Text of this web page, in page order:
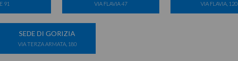
91 VIA FLAVIA 47 VIA FLAVIA, 120
SEDE DI GORIZIA
VIA TERZA ARMATA, 180